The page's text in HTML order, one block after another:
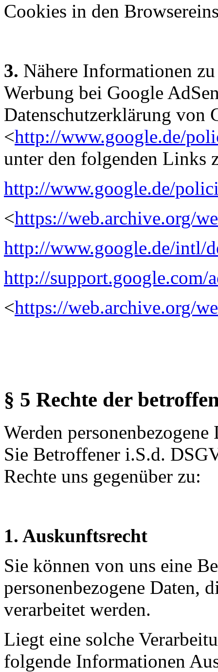
Cookies in den
3. Nähere Informationen
Werbung bei Google
Datenschutzerklärung von
<http://www.google.de/
unter den folgenden Links
http://www.google.de/
<https://web.archive.org/
http://www.google.de/intl/
http://support.google.com/
<https://web.archive.org/
§ 5 Rechte der
Werden
Sie Betroffener i.S.d.
Rechte uns gegenüber zu:
1. Auskunftsrecht
Sie können von uns eine
personenbezogene Daten,
verarbeitet werden.
Liegt eine solche
folgende Informationen